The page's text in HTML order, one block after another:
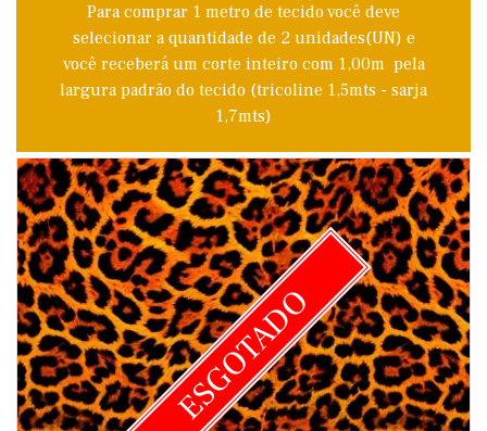
Para comprar 1 metro de tecido você deve
selecionar a quantidade de 2 unidades(UN) e
você receberá um corte inteiro com 1,00m pela
largura padrão do tecido (tricoline 1,5mts - sarja
1,7mts)
ESGOTADO